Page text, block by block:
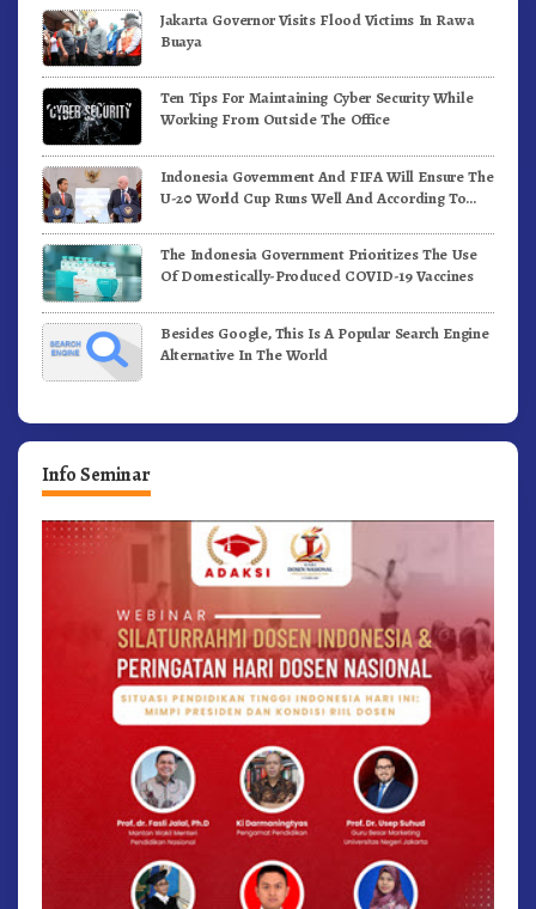
Jakarta Governor Visits Flood Victims In Rawa
Buaya
Ten Tips For Maintaining Cyber Security While
Working From Outside The Office
Indonesia Government And FIFA Will Ensure The
U-20 World Cup Runs Well And According To
The Indonesia Government Prioritizes The Use
Of Domestically-Produced COVID-19 Vaccines
Besides Google, This Is A Popular Search Engine
Alternative In The World
Info Seminar